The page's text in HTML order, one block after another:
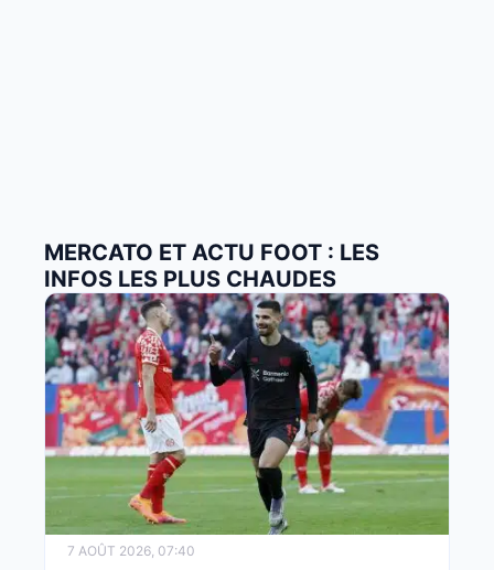
MERCATO ET ACTU FOOT : LES
INFOS LES PLUS CHAUDES
7 AOÛT 2026, 07:40